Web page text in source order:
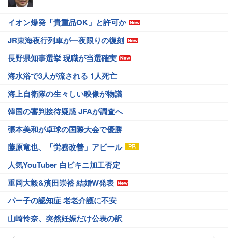
イオン爆発「貴重品OK」と許可か
JR東海夜行列車が一夜限りの復刻
長野県知事選挙 現職が当選確実
海水浴で3人が流される 1人死亡
海上自衛隊の生々しい映像が物議
韓国の審判接待疑惑 JFAが調査へ
張本美和が卓球の国際大会で優勝
藤原竜也、「労務改善」アピール
人気YouTuber 白ビキニ加工否定
重岡大毅&濱田崇裕 結婚W発表
パー子の認知症 老老介護に不安
山崎怜奈、突然妊娠だけ公表の訳